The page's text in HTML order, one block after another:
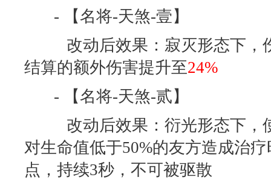
- 【名将-天煞-壹】
改动后效果：寂灭形态下，
结算的额外伤害提升至24%
- 【名将-天煞-贰】
改动后效果：衍光形态下，
对生命值低于50%的友方造成治
点，持续3秒，不可被驱散